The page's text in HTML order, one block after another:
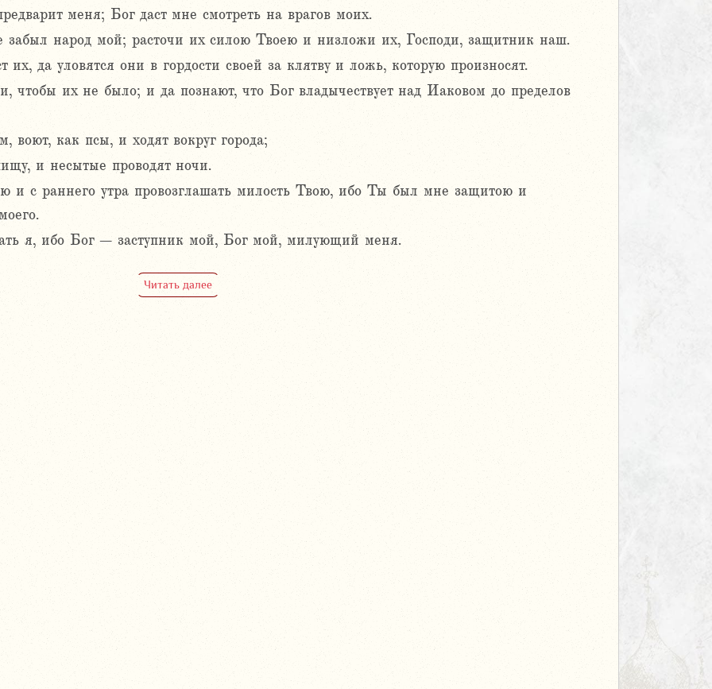
меня; Бог даст мне смотреть на врагов моих.
народ мой; расточи их силою Твоею и низложи их, Господи, защитник наш.
их, да уловятся они в гордости своей за клятву и ложь, которую произносят.
чтобы их не было; и да познают, что Бог владычествует над Иаковом до пределов
воют, как псы, и ходят вокруг города;
и несытые проводят ночи.
и с раннего утра провозглашать милость Твою, ибо Ты был мне защитою и
я, ибо Бог – заступник мой, Бог мой, милующий меня.
Читать далее